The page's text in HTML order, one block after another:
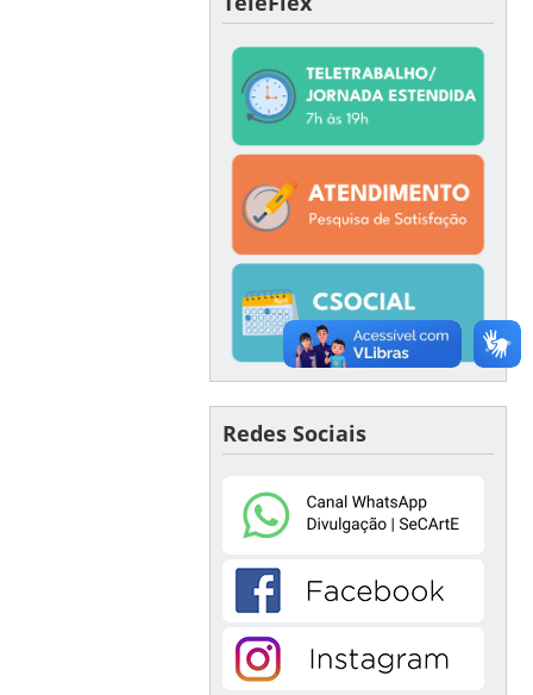
Redes Sociais